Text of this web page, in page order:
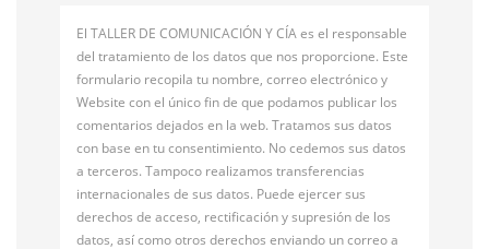
El TALLER DE COMUNICACIÓN Y CÍA es el responsable
del tratamiento de los datos que nos proporcione. Este
formulario recopila tu nombre, correo electrónico y
Website con el único fin de que podamos publicar los
comentarios dejados en la web. Tratamos sus datos
con base en tu consentimiento. No cedemos sus datos
a terceros. Tampoco realizamos transferencias
internacionales de sus datos. Puede ejercer sus
derechos de acceso, rectificación y supresión de los
datos, así como otros derechos enviando un correo a